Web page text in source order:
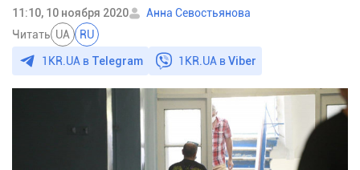
11:10, 10 ноября 2020
Анна Севостьянова
Читать UA RU
1KR.UA в Telegram 1KR.UA вViber